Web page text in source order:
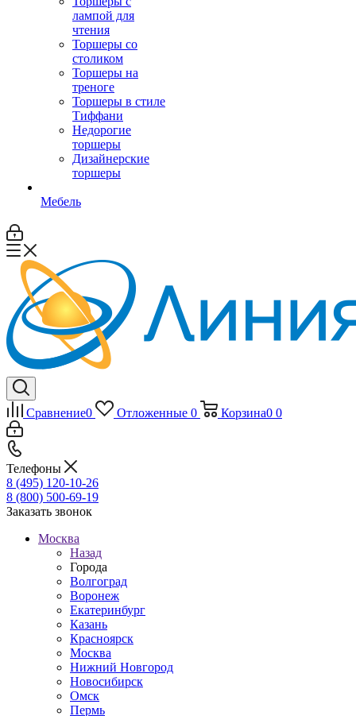
лампой для
чтения
Торшеры со
столиком
Торшеры на
треноге
Торшеры в стиле
Тиффани
Недорогие
торшеры
Дизайнерские
торшеры
Мебель
Сравнение0 Отложенные 0 Корзина0 0
Телефоны
8 (495) 120-10-26
8 (800) 500-69-19
Заказать звонок
Москва
Назад
Города
Волгоград
Воронеж
Екатеринбург
Казань
Красноярск
Москва
Нижний Новгород
Новосибирск
Омск
Пермь